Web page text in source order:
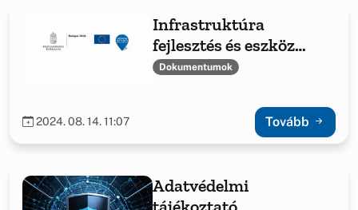
Infrastruktúra
fejlesztés és eszköz
beszerzés
Dokumentumok
2024. 08. 14. 11:07 Tovább
Adatvédelmi